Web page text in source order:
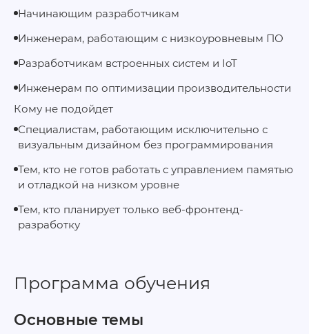
Начинающим разработчикам
Инженерам, работающим с низкоуровневым ПО
Разработчикам встроенных систем и IoT
Инженерам по оптимизации производительности
Кому не подойдет
Специалистам, работающим исключительно с
визуальным дизайном без программирования
Тем, кто не готов работать с управлением памятью
и отладкой на низком уровне
Тем, кто планирует только веб‑фронтенд-
разработку
Программа обучения
Основные темы